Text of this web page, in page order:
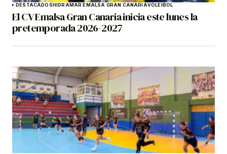
DESTACADOSHIDRAMAR EMALSA GRAN CANARIAVOLEIBOL
El CV Emalsa Gran Canaria inicia este lunes la
pretemporada 2026-2027